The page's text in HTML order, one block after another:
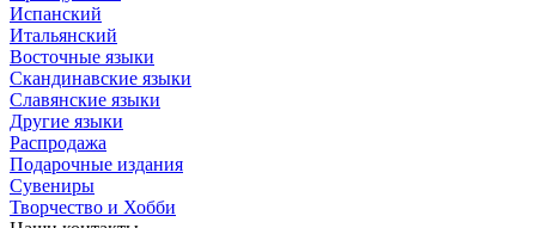
Испанский
Итальянский
Восточные языки
Скандинавские языки
Славянские языки
Другие языки
Распродажа
Подарочные издания
Сувениры
Творчество и Хобби